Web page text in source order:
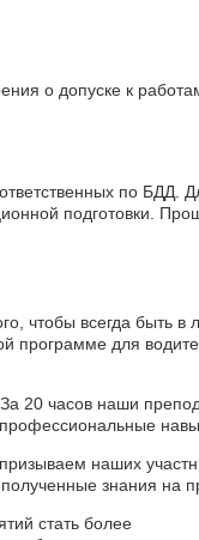
о допуске к
по БДД.
подготовки.
чтобы всегда быть в
программе для
20 часов наши
наших
знания на
стать более